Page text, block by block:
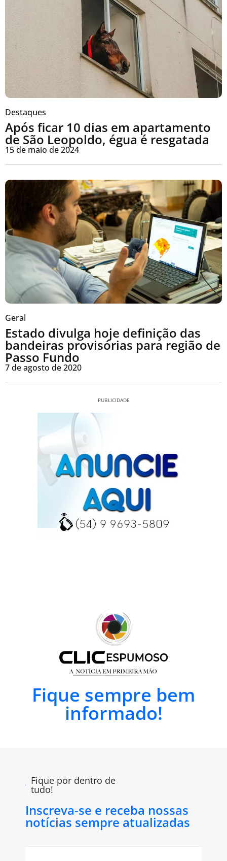
Destaques
Após ficar 10 dias em apartamento
de São Leopoldo, égua é resgatada
15 de maio de 2024
Geral
Estado divulga hoje definição das
bandeiras provisórias para região de
Passo Fundo
7 de agosto de 2020
PUBLICIDADE
Fique sempre bem
informado!
Fique por dentro de
tudo!
Inscreva-se e receba nossas
notícias sempre atualizadas